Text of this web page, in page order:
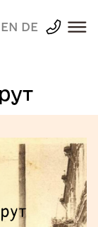
EN DE